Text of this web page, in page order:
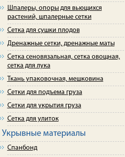
Шпалеры, опоры для вьющихся
растений, шпалерные сетки
Сетка для сушки плодов
Дренажные сетки, дренажные маты
Сетка сеновязальная, сетка овощная,
сетка для лука
Ткань упаковочная, мешковина
Cетки для подъема груза
Cетки для укрытия груза
Сетка для улиток
Укрывные материалы
Спанбонд